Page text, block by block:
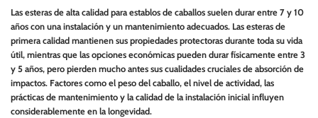
Las esteras de alta calidad para establos de caballos suelen durar entre 7 y 10
años con una instalación y un mantenimiento adecuados. Las esteras de
primera calidad mantienen sus propiedades protectoras durante toda su vida
útil, mientras que las opciones económicas pueden durar físicamente entre 3
y 5 años, pero pierden mucho antes sus cualidades cruciales de absorción de
impactos. Factores como el peso del caballo, el nivel de actividad, las
prácticas de mantenimiento y la calidad de la instalación inicial influyen
considerablemente en la longevidad.